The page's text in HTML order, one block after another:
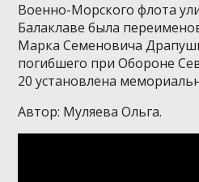
Военно-Морского флота
Балаклаве была
Марка Семеновича
погибшего при Обороне
20 установлена
Автор: Муляева Ольга.